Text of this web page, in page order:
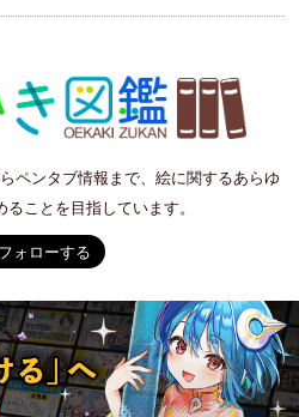
ペンタブ情報まで、絵に関するあらゆ
ことを目指しています。